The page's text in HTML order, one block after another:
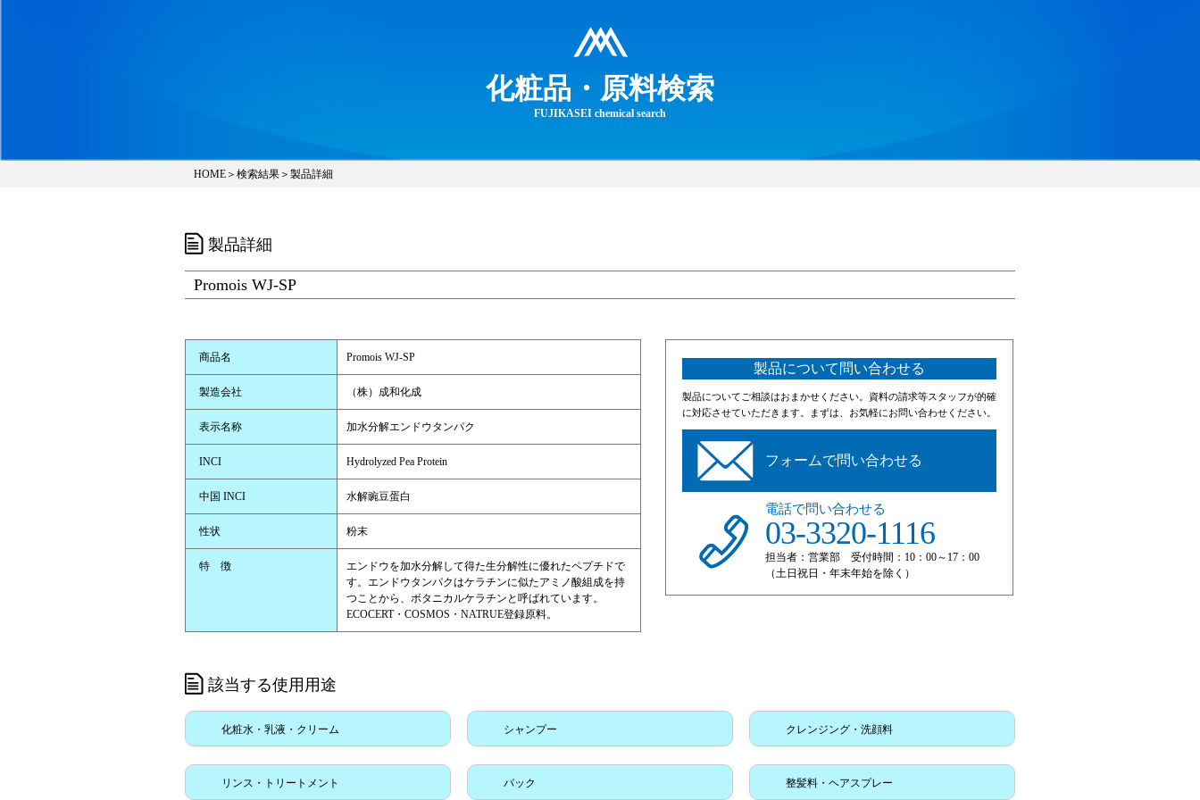
化粧品・原料検索
FUJIKASEI chemical search
HOME ＞ 検索結果 ＞製品詳細
製品詳細
Promois WJ-SP
商品名 Promois WJ-SP
製造会社 （株）成和化成
表示名称 加水分解エンドウタンパク
INCI Hydrolyzed Pea Protein
中国 INCI 水解豌豆蛋白
性状 粉末
特 徴
エンドウを加水分解して得た生分解性に優れたペプチドで
す。エンドウタンパクはケラチンに似たアミノ酸組成を持
つことから、ボタニカルケラチンと呼ばれています。
ECOCERT・COSMOS・NATRUE登録原料。
製品について問い合わせる
製品についてご相談はおまかせください。資料の請求等スタッフが的確
に対応させていただきます。まずは、お気軽にお問い合わせください。
フォームで問い合わせる
電話で問い合わせる
03-3320-1116
担当者：営業部 受付時間：10：00～17：00
（土日祝日・年末年始を除く）
該当する使用用途
化粧水・乳液・クリーム シャンプー クレンジング・洗顔料
リンス・トリートメント パック 整髪料・ヘアスプレー